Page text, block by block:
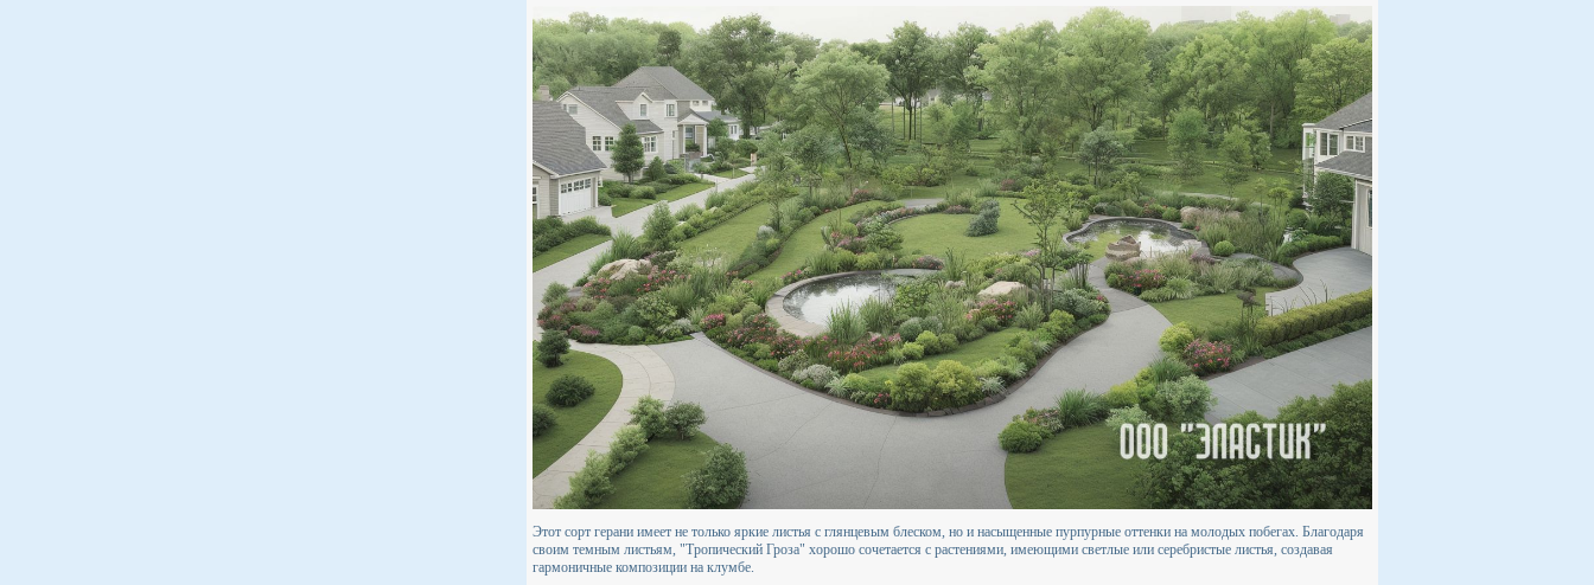
Этот сорт герани имеет не только яркие листья с глянцевым блеском, но и насыщенные пурпурные оттенки на молодых побегах. Благодаря
своим темным листьям, "Тропический Гроза" хорошо сочетается с растениями, имеющими светлые или серебристые листья, создавая
гармоничные композиции на клумбе.